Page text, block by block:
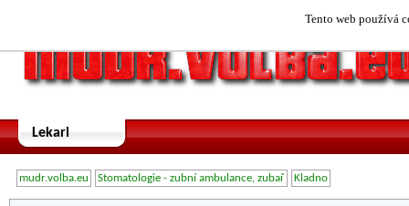
Tento web používá
Lekari
mudr.volba.eu Stomatologie - zubní ambulance, zubař Kladno